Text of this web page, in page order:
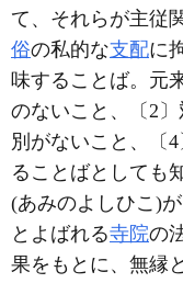
て、それらが主従
俗の私的な支配に
味することば。元
のないこと、〔2
別がないこと、〔
ることばとしても
(あみのよしひこ)
とよばれる寺院の
果をもとに、無縁